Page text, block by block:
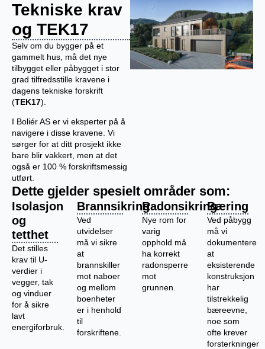
Tekniske krav
og TEK17
Selv om du bygger på et
gammelt hus, må det nye
tilbygget eller påbygget i stor
grad tilfredsstille kravene i
dagens tekniske forskrift
(TEK17).
I Boliér AS er vi eksperter på å
navigere i disse kravene. Vi
sørger for at ditt prosjekt ikke
bare blir vakkert, men at det
også er 100 % forskriftsmessig
utført.
Dette gjelder spesielt områder som:
Isolasjon
og
tetthet
Det stilles
krav til U-
verdier i
vegger, tak
og vinduer
for å sikre
lavt
energiforbruk.
Brannsikring
Ved
utvidelser
må vi sikre
at
brannskiller
mot naboer
og mellom
boenheter
er i henhold
til
forskriftene.
Radonsikring
Nye rom for
varig
opphold må
ha korrekt
radonsperre
mot
grunnen.
Bæring
Ved påbygg
må vi
dokumentere
at
eksisterende
konstruksjon
har
tilstrekkelig
bæreevne,
noe som
ofte krever
forsterkninger